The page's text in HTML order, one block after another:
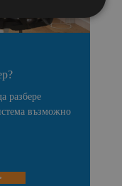
разбере
възможно